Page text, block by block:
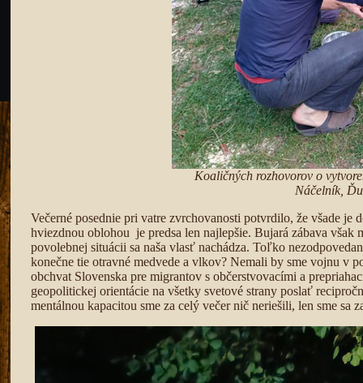
Koaličných rozhovorov o
Náčelník,
Večerné posednie pri vatre zvrchovanosti potvrdilo, že všade
hviezdnou oblohou je predsa len najlepšie. Bujará zábava
povolebnej situácii sa naša vlasť nachádza. Toľko
konečne tie otravné medvede a vlkov? Nemali by sme vojnu v
obchvat Slovenska pre migrantov s občerstvovacími a
geopolitickej orientácie na všetky svetové strany poslať
mentálnou kapacitou sme za celý večer nič neriešili, len sme